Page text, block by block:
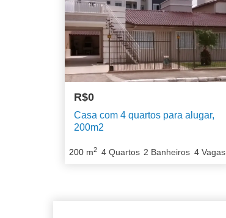
R$0
Casa com 4 quartos para alugar,
200m2
200m2 4Quartos 2 Banheiros 4 Vagas